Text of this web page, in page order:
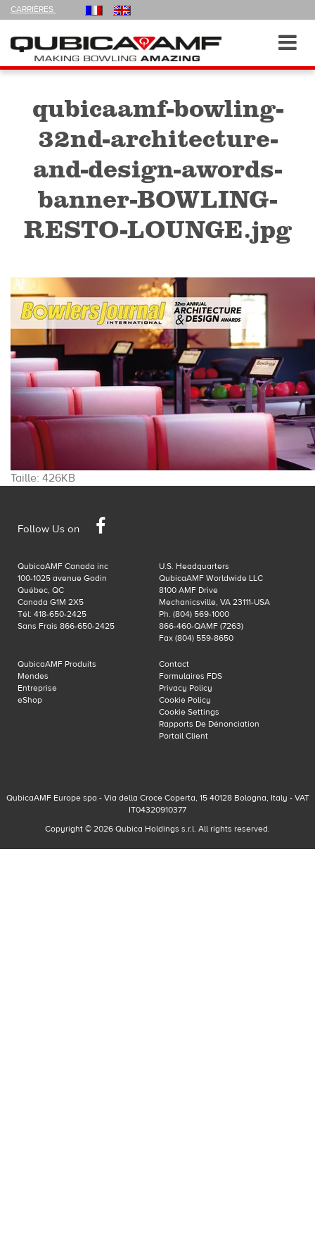
CARRIÈRES
FOLLOW
US
Navigation
qubicaamf-bowling-
32nd-architecture-
and-design-awords-
banner-BOWLING-
RESTO-LOUNGE.jpg
Cliquez
l'image
taille
originale…
Taille: 426KB
QubicaAMF Canada inc
100-1025 avenue Godin
Québec, QC
Canada G1M 2X5
Tél: 418-650-2425
Sans Frais 866-650-2425
U.S. Headquarters
QubicaAMF Worldwide LLC
8100 AMF Drive
Mechanicsville, VA 23111-USA
Ph. (804) 569-1000
866-460-QAMF (7263)
Fax (804) 559-8650
QubicaAMF Produits
Mendes
Entreprise
eShop
Contact
Formulaires FDS
Privacy Policy
Cookie Policy
Cookie Settings
Rapports De Dénonciation
Portail Client
Follow Us on
Facebook
QubicaAMF Europe spa - Via della Croce Coperta, 15 40128 Bologna, Italy - VAT
IT04320910377
Copyright © 2026 Qubica Holdings s.r.l. All rights reserved.